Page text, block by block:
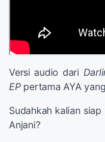
Versi audio dari
EPpertama AYA
Sudahkah kalian
Anjani?